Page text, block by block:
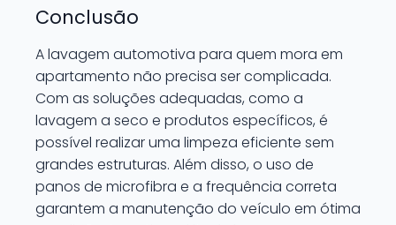
Conclusão
A lavagem automotiva para quem mora em
apartamento não precisa ser complicada.
Com as soluções adequadas, como a
lavagem a seco e produtos específicos, é
possível realizar uma limpeza eficiente sem
grandes estruturas. Além disso, o uso de
panos de microfibra e a frequência correta
garantem a manutenção do veículo em ótima